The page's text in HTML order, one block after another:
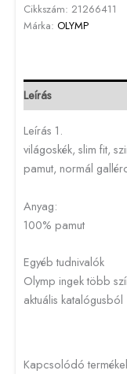
Cikkszám: 21266411
Márka: OLYMP
Leírás
Leírás 1.
világoskék, slim fit,
pamut, normál
Anyag:
100% pamut
Egyéb tudnivalók
Olymp ingek több
aktuális katalógusból
Kapcsolódó